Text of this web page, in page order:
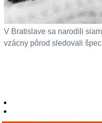
V Bratislave sa narodili
vzácny pôrod sledovali